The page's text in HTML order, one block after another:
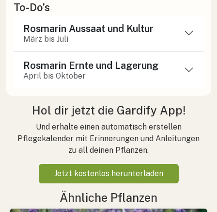
To-Do’s
Rosmarin Aussaat und Kultur
März bis Juli
Rosmarin Ernte und Lagerung
April bis Oktober
Hol dir jetzt die Gardify App!
Und erhalte einen automatisch erstellen
Pflegekalender mit Erinnerungen und Anleitungen
zu all deinen Pflanzen.
Jetzt kostenlos herunterladen
Ähnliche Pflanzen